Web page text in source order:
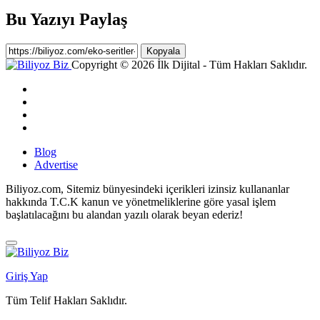
Bu Yazıyı Paylaş
Kopyala
Copyright © 2026 İlk Dijital - Tüm Hakları Saklıdır.
Blog
Advertise
Biliyoz.com, Sitemiz bünyesindeki içerikleri izinsiz kullananlar
hakkında T.C.K kanun ve yönetmeliklerine göre yasal işlem
başlatılacağını bu alandan yazılı olarak beyan ederiz!
Giriş Yap
Tüm Telif Hakları Saklıdır.